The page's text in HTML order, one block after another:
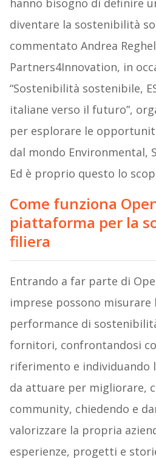
hanno bisogno di definire
diventare la sostenibilità
commentato Andrea
Partners4Innovation, in
“Sostenibilità sostenibile,
italiane verso il futuro”,
per esplorare le
dal mondo Environmental,
Ed è proprio questo lo
Come funziona
piattaforma per la
filiera
Entrando a far parte di
imprese possono
performance di
fornitori, confrontandosi
riferimento e individuando
da attuare per migliorare,
community, chiedendo e
valorizzare la propria
esperienze, progetti e